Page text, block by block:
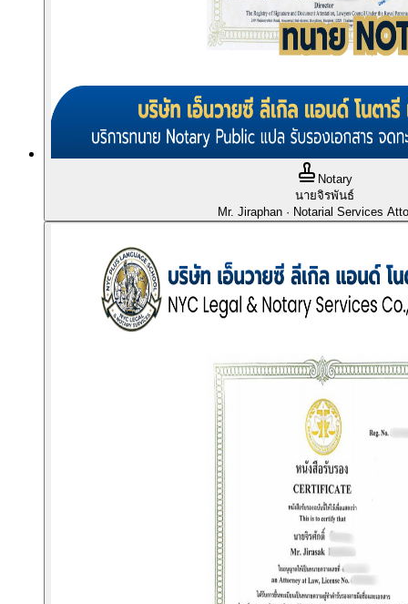
Notary
นายจิรพันธ์
Mr. Jiraphan· Notarial Services